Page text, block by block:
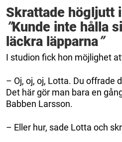
Skrattade högljutt
”Kunde inte hålla
läckra läpparna”
I studion fick hon möjlighet
– Oj, oj, oj, Lotta. Du offrade
Det här gör man bara en
Babben Larsson.
– Eller hur, sade Lotta och